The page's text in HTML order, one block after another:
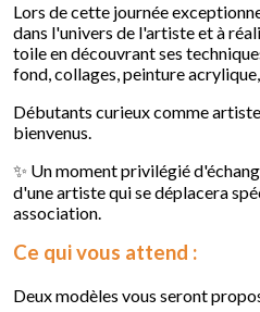
Lors de cette journée
dans l'univers de l'artiste et à
toile en découvrant ses
fond, collages, peinture
Débutants curieux comme
bienvenus.
✨ Un moment privilégié
d'une artiste qui se déplacera
association.
Ce qui vous attend :
Deux modèles vous seront